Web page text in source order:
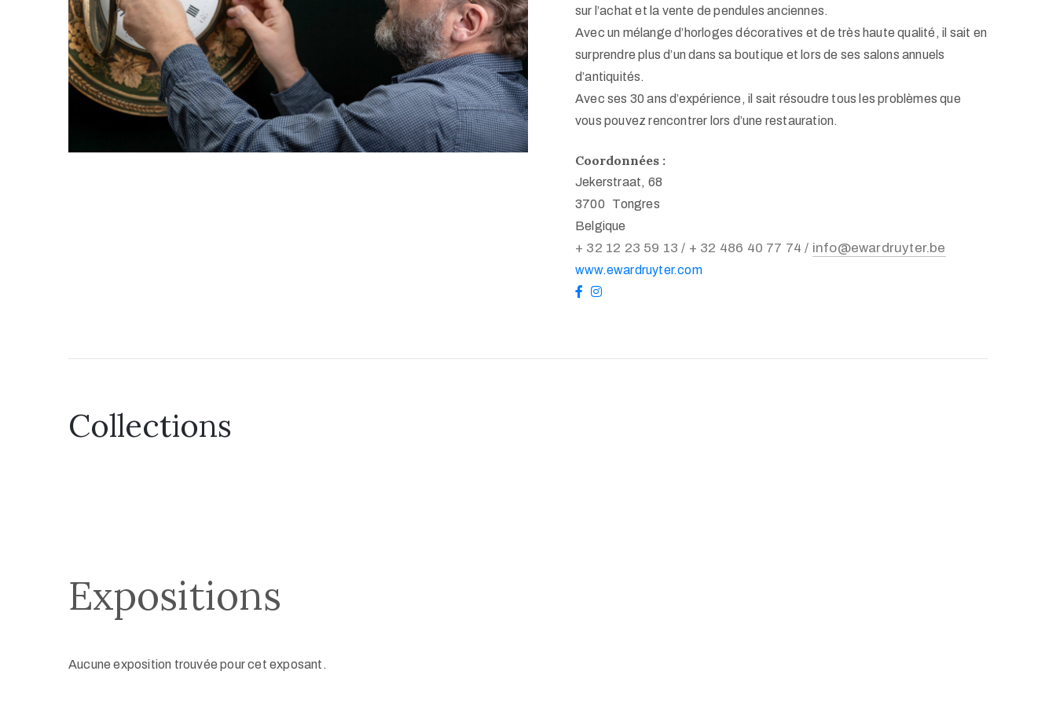
sur l’achat et la vente de pendules anciennes.
Avec un mélange d’horloges décoratives et de très haute qualité, il sait en
surprendre plus d’un dans sa boutique et lors de ses salons annuels
d’antiquités.
Avec ses 30 ans d’expérience, il sait résoudre tous les problèmes que
vous pouvez rencontrer lors d’une restauration.
Coordonnées :
Jekerstraat, 68
3700 Tongres
Belgique
+ 32 12 23 59 13 / + 32 486 40 77 74 / info@ewardruyter.be
www.ewardruyter.com
Collections
Expositions
Aucune exposition trouvée pour cet exposant.